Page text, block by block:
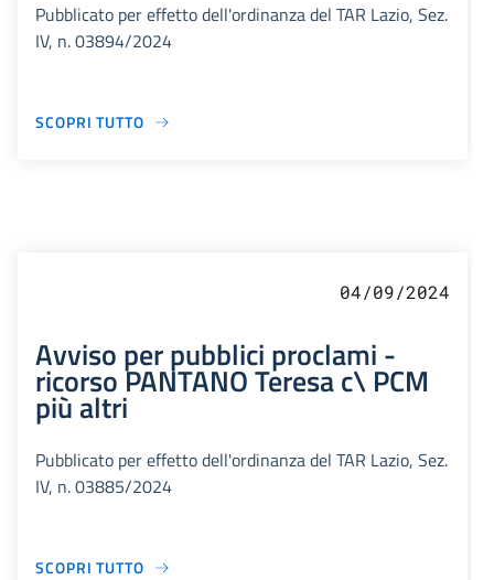
Pubblicato per effetto dell'ordinanza del TAR Lazio, Sez.
IV, n. 03894/2024
SCOPRI TUTTO
04/09/2024
Avviso per pubblici proclami -
ricorso PANTANO Teresa c\ PCM
più altri
Pubblicato per effetto dell'ordinanza del TAR Lazio, Sez.
IV, n. 03885/2024
SCOPRI TUTTO